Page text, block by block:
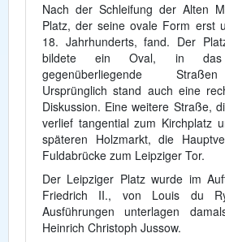
Nach der Schleifung der Alten
Platz, der seine ovale Form erst
18. Jahrhunderts, fand. Der
bildete ein Oval, in das
gegenüberliegende
Ursprünglich stand auch eine
Diskussion. Eine weitere Straße,
verlief tangential zum Kirchplatz
späteren Holzmarkt, die
Fuldabrücke zum Leipziger Tor.
Der Leipziger Platz wurde im
Friedrich II., von Louis du
Ausführungen unterlagen
Heinrich Christoph Jussow.